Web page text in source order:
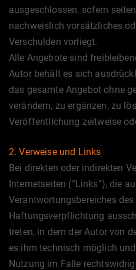
ausgeschlossen, sofern
nachweislich vorsätzliches
Verschulden vorliegt.
Alle Angebote sind
Autor behält es sich
das gesamte Angebot ohne
verändern, zu ergänzen, zu
Veröffentlichung zeitweise
2. Verweise und Links
Bei direkten oder indirekten
Internetseiten (“Links”), die
Verantwortungsbereiches
Haftungsverpflichtung
treten, in dem der Autor von
es ihm technisch möglich
Nutzung im Falle